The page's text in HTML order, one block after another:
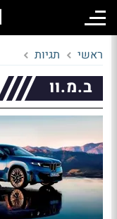
ראשי תגיות
ב.מ.וו